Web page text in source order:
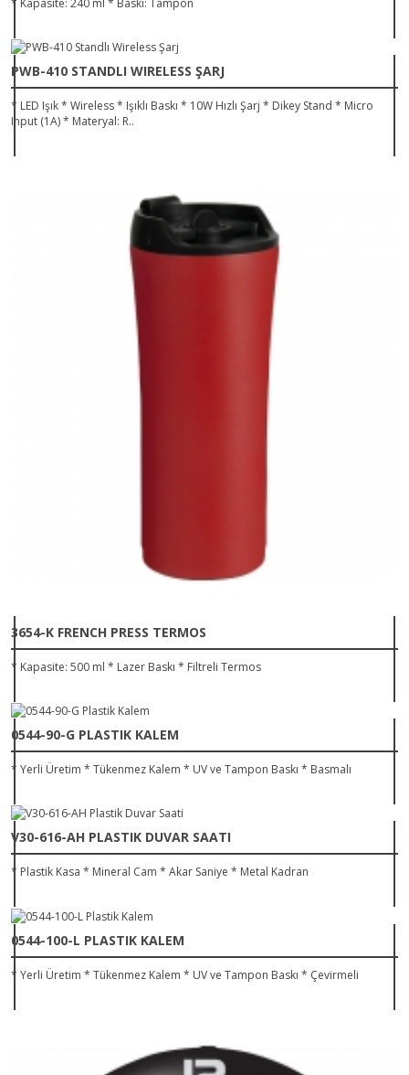
* Kapasite: 240 ml * Baskı: Tampon
PWB-410 STANDLI WIRELESS ŞARJ
* LED Işık * Wireless * Işıklı Baskı * 10W Hızlı Şarj * Dikey Stand * Micro
Input (1A) * Materyal: R..
3654-K FRENCH PRESS TERMOS
* Kapasite: 500 ml * Lazer Baskı * Filtreli Termos
0544-90-G PLASTIK KALEM
* Yerli Üretim * Tükenmez Kalem * UV ve Tampon Baskı * Basmalı
V30-616-AH PLASTIK DUVAR SAATI
* Plastik Kasa * Mineral Cam * Akar Saniye * Metal Kadran
0544-100-L PLASTIK KALEM
* Yerli Üretim * Tükenmez Kalem * UV ve Tampon Baskı * Çevirmeli